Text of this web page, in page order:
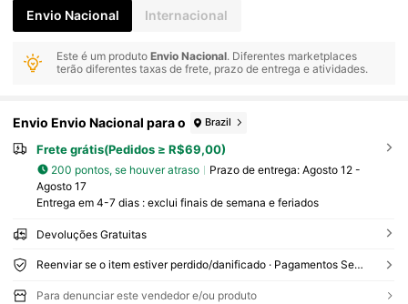
Envio Nacional Internacional
Este é um produtoEnvio Nacional. Diferentes marketplaces
terão diferentes taxas de frete, prazo de entrega e atividades.
Envio Envio Nacional para o Brazil
Frete grátis(Pedidos ≥ R$69,00)
200 pontos, se houver atraso Prazo de entrega: Agosto 12 -
Agosto 17
Entrega em 4-7 dias : exclui finais de semana e feriados
Devoluções Gratuitas
Reenviar se o item estiver perdido/danificado · Pagamentos Seguros · Proteção de privacidade
Para denunciar este vendedor e/ou produto